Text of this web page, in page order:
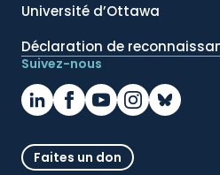
Université d’Ottawa
Déclaration de
Suivez-nous
Faites un don